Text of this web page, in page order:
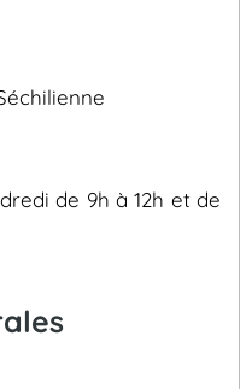
de 9h à 12h et de